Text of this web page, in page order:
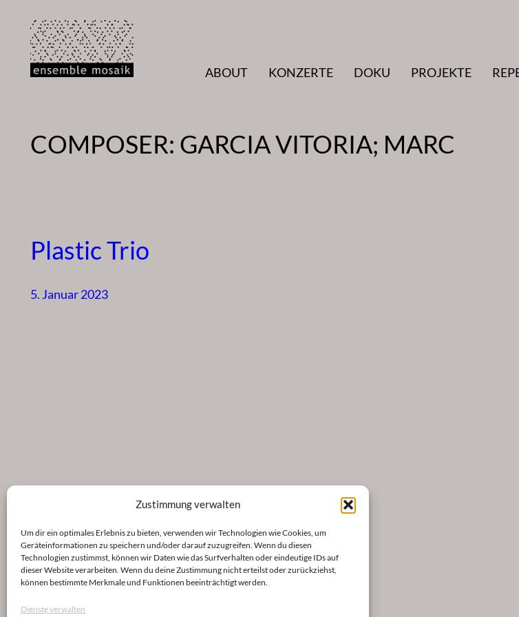
Zustimmung verwalten
Um dir ein optimales Erlebnis zu bieten, verwenden wir Technologien wie Cookies, um
Geräteinformationen zu speichern und/oder darauf zuzugreifen. Wenn du diesen
Technologien zustimmst, können wir Daten wie das Surfverhalten oder eindeutige IDs auf
dieser Website verarbeiten. Wenn du deine Zustimmung nicht erteilst oder zurückziehst,
können bestimmte Merkmale und Funktionen beeinträchtigt werden.
Dienste verwalten
Inhalt
springen
ABOUT
KONZERTE DOKU PROJEKTE
COMPOSER: GARCIA VITORIA; MARC
Plastic Trio
5. Januar 2023